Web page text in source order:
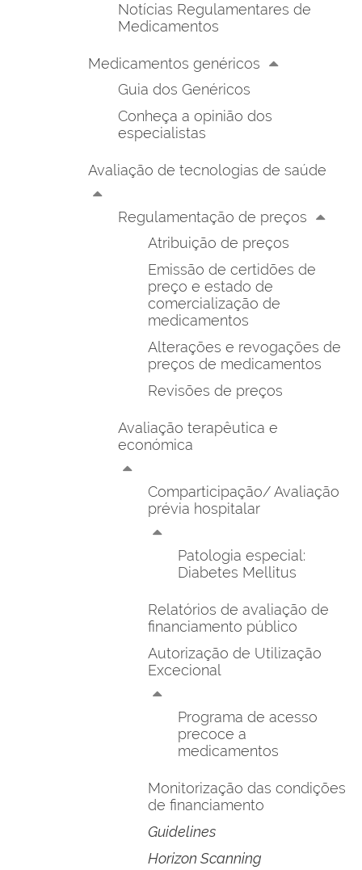
Notícias Regulamentares de
Medicamentos
Medicamentos genéricos
Guia dos Genéricos
Conheça a opinião dos
especialistas
Avaliação de tecnologias de saúde
Regulamentação de preços
Atribuição de preços
Emissão de certidões de
preço e estado de
comercialização de
medicamentos
Alterações e revogações de
preços de medicamentos
Revisões de preços
Avaliação terapêutica e
económica
Comparticipação/ Avaliação
prévia hospitalar
Patologia especial:
Diabetes Mellitus
Relatórios de avaliação de
financiamento público
Autorização de Utilização
Excecional
Programa de acesso
precoce a
medicamentos
Monitorização das condições
de financiamento
Guidelines
Horizon Scanning